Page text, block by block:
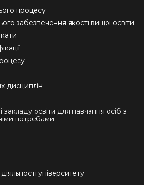
процесу
забезпечення якості вищої освіти
дисциплін
освіти для навчання осіб з
потребами
університету